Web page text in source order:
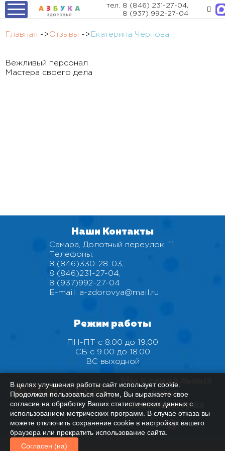
тел. 8 (846) 231-27-04,
8 (937) 992-27-04
Главная ->Отзывы -> Екатерина Чернова
Вежливый персонал
Мастера своего дела
Наши Контакты
Самара, Долотный переулок, 11.
Телефоны:
8 (846)330-28-03,
8 (846)231-27-04,
8 (937)992-27-04
E-mail: a-zdorovya@mail.ru
Режим работы
ПН-ПТ с 8.00 до 19.00
СБ с 9.00 до 18.00
ВС выходной
Мы в социальных
сетях,
мессенджерах
В целях улучшения работы сайт использует cookie.
Продолжая пользоваться сайтом, Вы выражаете свое
согласие на обработку Ваших статистических данных с
использованием метрических программ. В случае отказа вы
можете отключить сохранение cookie в настройках вашего
браузера или прекратить использование сайта.
Согласен (на)